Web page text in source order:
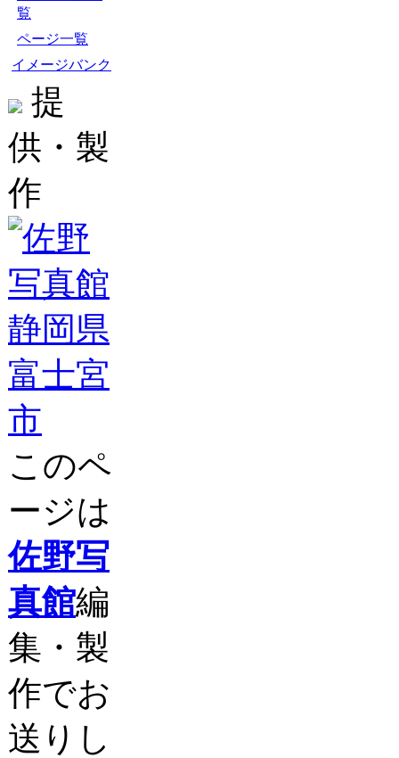
覧
ページ一覧
イメージバンク
提
供・製
作
このペ
ージは
佐野写
真館編
集・製
作でお
送りし